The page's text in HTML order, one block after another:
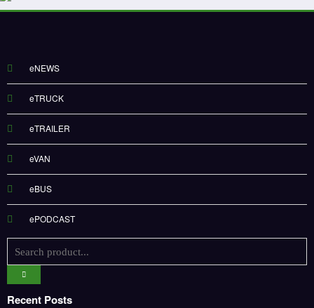
eNEWS
eTRUCK
eTRAILER
eVAN
eBUS
ePODCAST
Recent Posts